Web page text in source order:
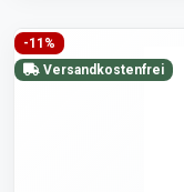
-11%
Versandkostenfrei